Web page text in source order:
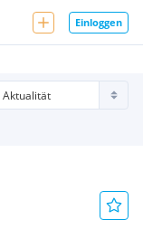
Einloggen